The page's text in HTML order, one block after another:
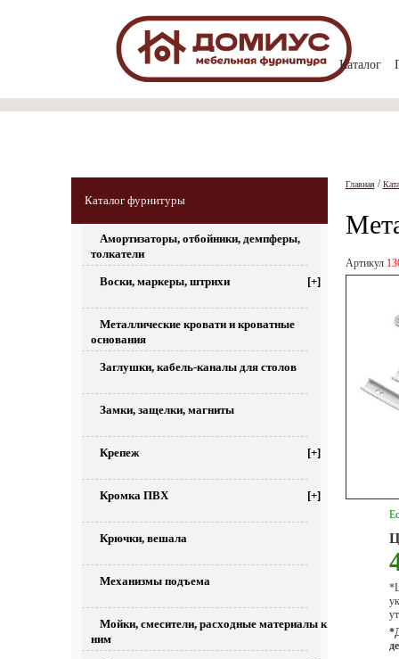
Каталог
Каталог фурнитуры
Амортизаторы, отбойники, демпферы,
толкатели
Воски, маркеры, штрихи [+]
Металлические кровати и кроватные
основания
Заглушки, кабель-каналы для столов
Замки, защелки, магниты
Крепеж [+]
Кромка ПВХ [+]
Крючки, вешала
Механизмы подъема
Мойки, смесители, расходные материалы к
ним
Главная/
Артикул